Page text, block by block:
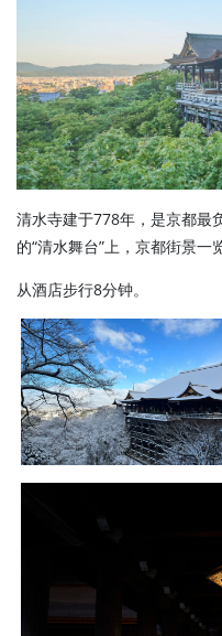
清水寺建于778年，是京都最
的“清水舞台”上，京都街景一
从酒店步行8分钟。